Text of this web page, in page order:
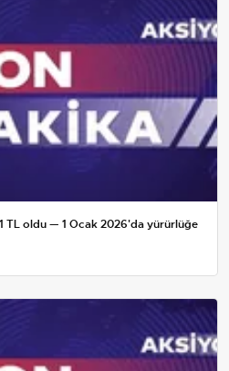
TL oldu — 1 Ocak 2026'da yürürlüğe